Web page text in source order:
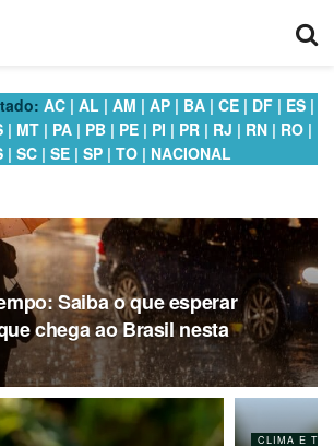
AC| AL | AM | AP| BA| CE| DF| ES|
| MT| PA| PB| PE| PI | PR| RJ | RN| RO|
| SC | SE | SP | TO | NACIONAL
Saiba o que esperar
chega ao Brasil nesta
CLIMA E